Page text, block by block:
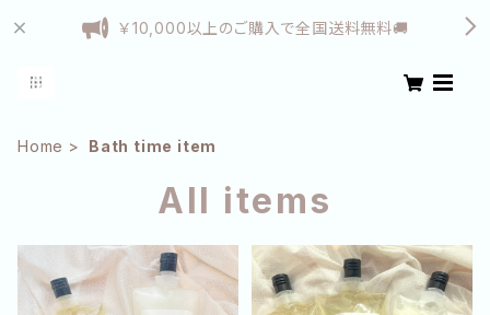
￥10,000以上のご購入で全国送料無料🚚
Home Bath time item
All items